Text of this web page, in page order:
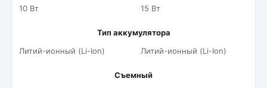
10 Вт 15 Вт
Тип аккумулятора
Литий-ионный (Li-Ion)
Литий-ионный (Li-Ion)
Съемный